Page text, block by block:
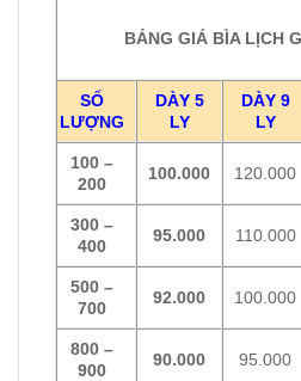
BẢNG GIÁ BÌA LỊCH
SỐ
LƯỢNG
DÀY 5
LY
DÀY 9
LY
100 –
200
100.000 120.000
300 –
400
95.000 110.000
500 –
700
92.000 100.000
800 –
900
90.000 95.000